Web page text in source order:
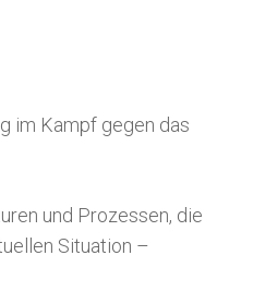
im Kampf gegen das
und Prozessen, die
Situation –